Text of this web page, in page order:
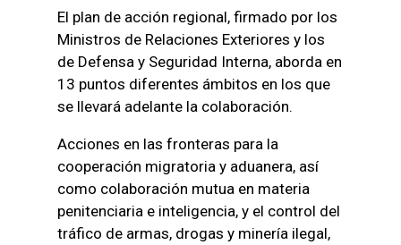
El plan de acción regional, firmado por los
Ministros de Relaciones Exteriores y los
de Defensa y Seguridad Interna, aborda en
13 puntos diferentes ámbitos en los que
se llevará adelante la colaboración.
Acciones en las fronteras para la
cooperación migratoria y aduanera, así
como colaboración mutua en materia
penitenciaria e inteligencia, y el control del
tráfico de armas, drogas y minería ilegal,